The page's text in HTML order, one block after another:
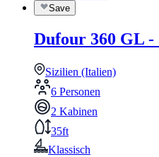
Save
Dufour 360 GL -
Sizilien (Italien)
6 Personen
2 Kabinen
35ft
Klassisch